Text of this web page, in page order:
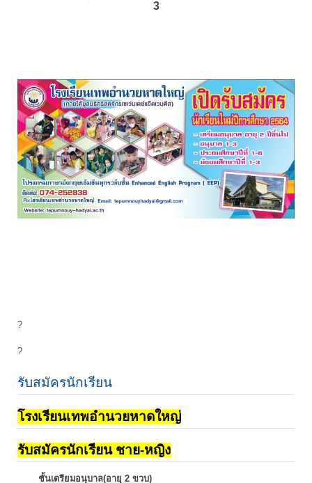
3
?
?
รับสมัครนักเรียน
โรงเรียนเทพอำนวยหาดใหญ่
รับสมัครนักเรียน ชาย-หญิง
ชั้นเตรียมอนุบาล(อายุ 2 ขวบ)